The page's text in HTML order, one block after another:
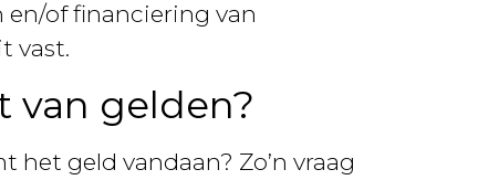
of financiering van
vast.
van gelden?
geld vandaan? Zo’n vraag